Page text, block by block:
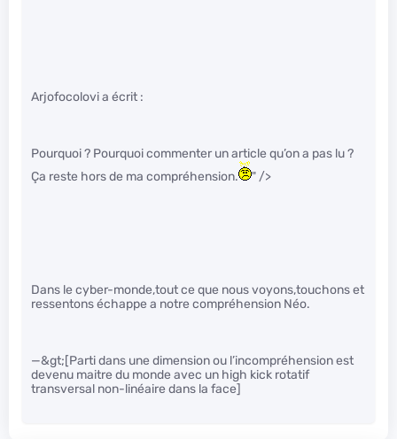
Arjofocolovi a écrit :
Pourquoi ? Pourquoi commenter un article qu’on a pas lu ?
Ça reste hors de ma compréhension.
" />
Dans le cyber-monde,tout ce que nous voyons,touchons et
ressentons échappe a notre compréhension Néo.
—&gt;[Parti dans une dimension ou l’incompréhension est
devenu maitre du monde avec un high kick rotatif
transversal non-linéaire dans la face]